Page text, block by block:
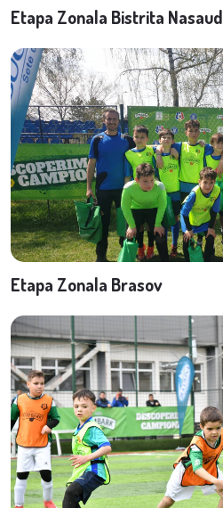
Etapa Zonala Bistrita Nasaud
Etapa Zonala Brasov